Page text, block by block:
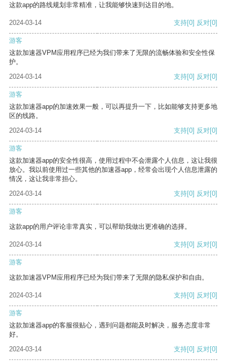
这款app的路线规划非常精准，让我能够快速到达目的地。
2024-03-14 支持[0] 反对[0]
游客
这款加速器VPM应用程序已经为我们带来了无限的流畅体验和安全性保
护。
2024-03-14
支持[0] 反对[0]
游客
这款加速器app的加速效果一般，可以再提升一下，比如能够支持更多地
区的线路。
2024-03-14
支持[0] 反对[0]
游客
这款加速器app的安全性很高，使用过程中不会泄露个人信息，这让我很
放心。我以前使用过一些其他的加速器app，经常会出现个人信息泄露的
情况，这让我非常担心。
2024-03-14
支持[0] 反对[0]
游客
这款app的用户评论非常真实，可以帮助我做出更准确的选择。
2024-03-14 支持[0] 反对[0]
游客
这款加速器VPM应用程序已经为我们带来了无限的隐私保护和自由。
2024-03-14 支持[0] 反对[0]
游客
这款加速器app的客服很贴心，遇到问题都能及时解决，服务态度非常
好。
2024-03-14
支持[0] 反对[0]